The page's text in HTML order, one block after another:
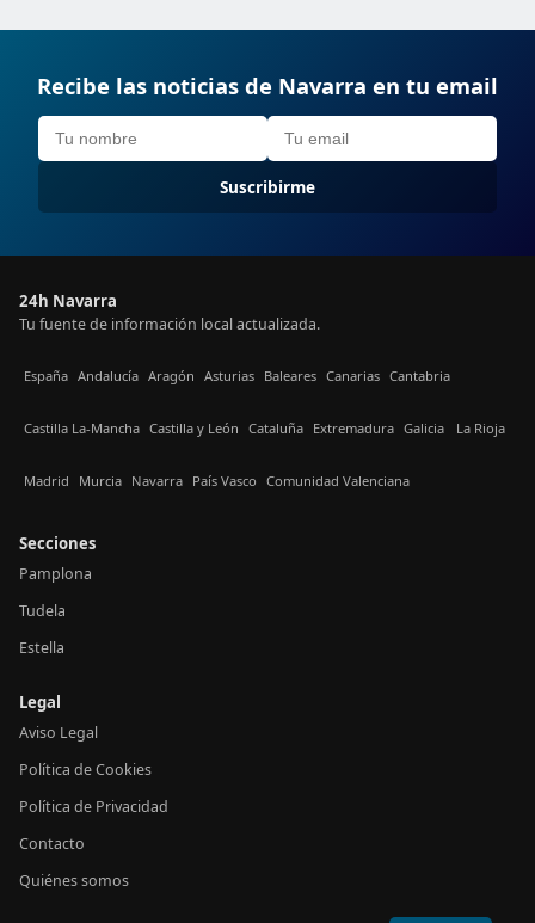
Recibe las noticias de Navarra en tu email
Suscribirme
24h Navarra
Tu fuente de información local actualizada.
España Andalucía Aragón Asturias Baleares Canarias Cantabria
Castilla La-Mancha Castilla y León Cataluña Extremadura Galicia La Rioja
Madrid Murcia Navarra País Vasco Comunidad Valenciana
Secciones
Pamplona
Tudela
Estella
Legal
Aviso Legal
Política de Cookies
Política de Privacidad
Contacto
Quiénes somos